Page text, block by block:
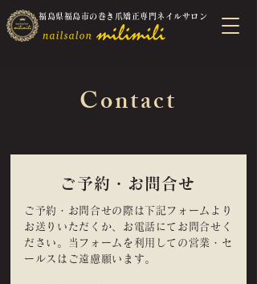
福島県福島市の巻き爪矯正専門ネイルサロン
Contact
ご予約・お問合せ
ご予約・お問合せの際は下記フォームより
お送りいただくか、お電話にてお問合せく
ださい。当フォームを利用しての営業・セ
ールスはご遠慮願います。